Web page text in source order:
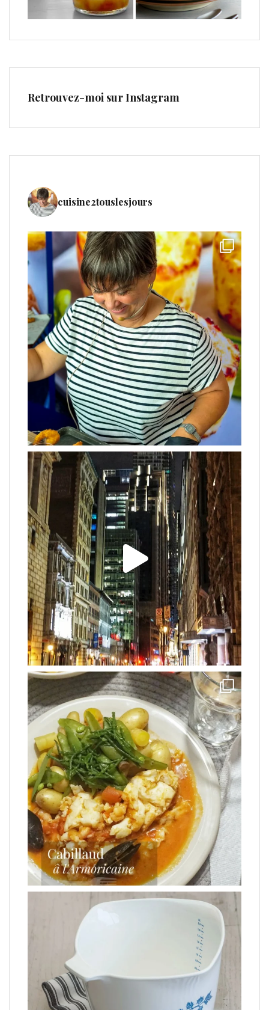
Retrouvez-moi sur Instagram
cuisine2touslesjours